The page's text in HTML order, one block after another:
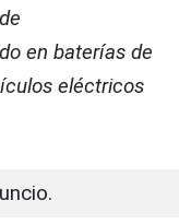
en baterías de
eléctricos